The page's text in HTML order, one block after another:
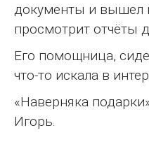
документы и вышел
просмотрит отчёты
Его помощница,
что-то искала в
«Наверняка
Игорь.